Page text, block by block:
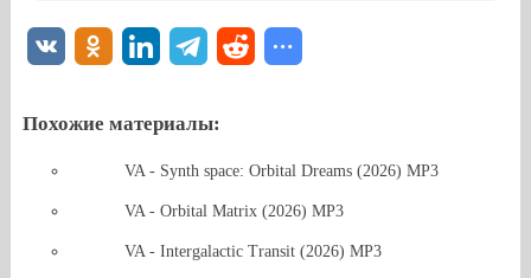
Похожие материалы:
VA - Synth space: Orbital Dreams (2026) MP3
VA - Orbital Matrix (2026) MP3
VA - Intergalactic Transit (2026) MP3